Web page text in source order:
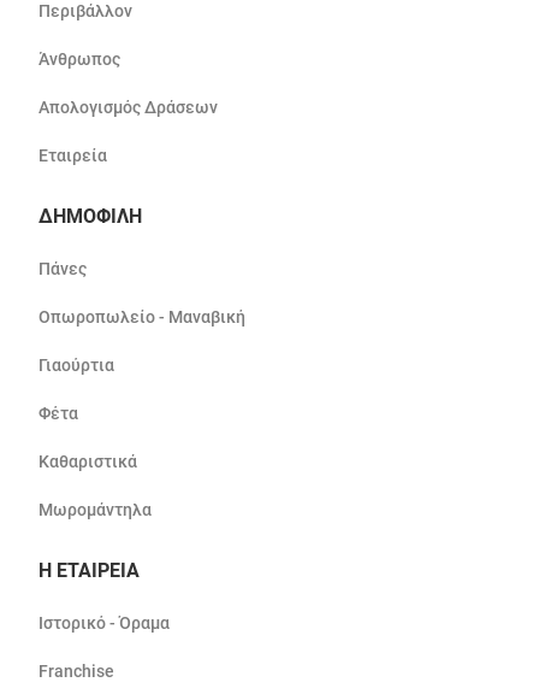
Περιβάλλον
Άνθρωπος
Απολογισμός Δράσεων
Εταιρεία
ΔΗΜΟΦΙΛΗ
Πάνες
Οπωροπωλείο - Μαναβική
Γιαούρτια
Φέτα
Καθαριστικά
Μωρομάντηλα
Η ΕΤΑΙΡΕΙΑ
Ιστορικό - Όραμα
Franchise